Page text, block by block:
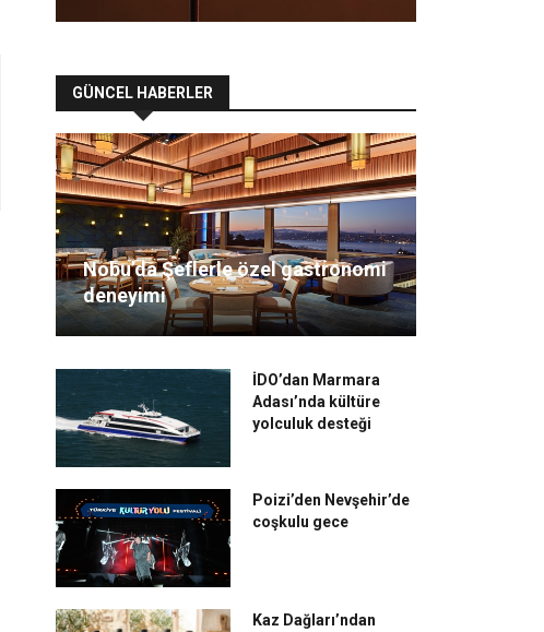
GÜNCEL HABERLER
Nobu’da Şeflerle özel gastronomi
deneyimi
İDO’dan Marmara
Adası’nda kültüre
yolculuk desteği
Poizi’den Nevşehir’de
coşkulu gece
Kaz Dağları’ndan